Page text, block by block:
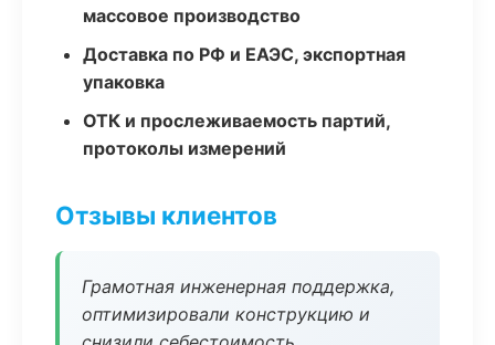
массовое производство
Доставка по РФ и ЕАЭС, экспортная
упаковка
ОТК и прослеживаемость партий,
протоколы измерений
Отзывы клиентов
Грамотная инженерная поддержка,
оптимизировали конструкцию и